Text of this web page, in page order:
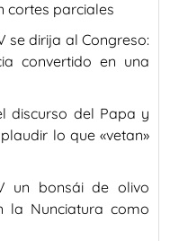
cortes parciales
se dirija al Congreso:
convertido en una
discurso del Papa y
lo que «vetan»
un bonsái de olivo
la Nunciatura como